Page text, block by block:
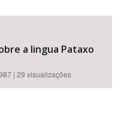
a lingua Pataxo
| 29 visualizações